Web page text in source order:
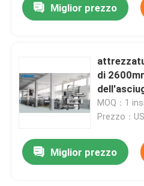
Casa
Prodotti
Circa noi
Miglior prezzo
di
tessuto
MOQ：1
Prezzo：
Miglior prezzo